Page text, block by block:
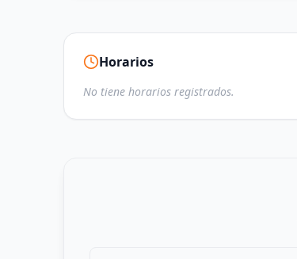
Horarios
No tiene horarios registrados.